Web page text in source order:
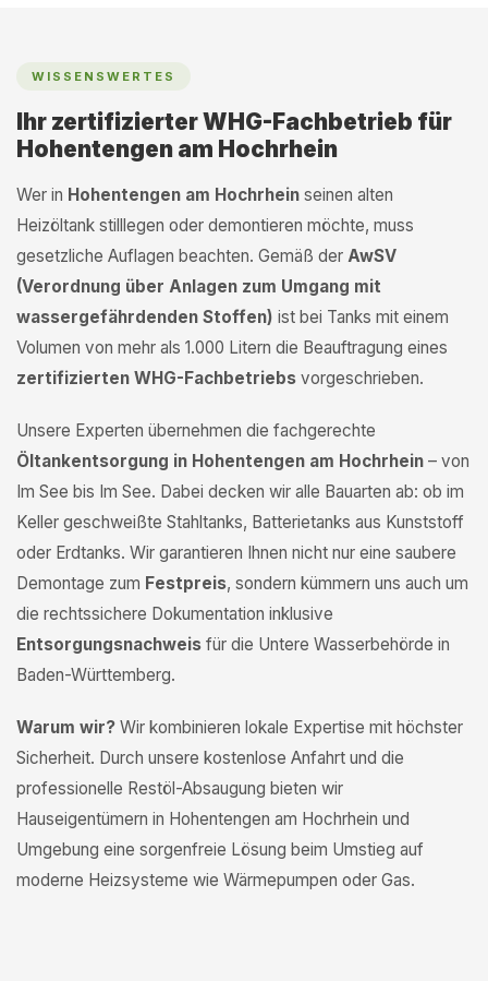
WISSENSWERTES
Ihr zertifizierter WHG-Fachbetrieb für
Hohentengen am Hochrhein
Wer in Hohentengen am Hochrhein seinen alten
Heizöltank stilllegen oder demontieren möchte, muss
gesetzliche Auflagen beachten. Gemäß der AwSV
(Verordnung über Anlagen zum Umgang mit
wassergefährdenden Stoffen) ist bei Tanks mit einem
Volumen von mehr als 1.000 Litern die Beauftragung eines
zertifizierten WHG-Fachbetriebs vorgeschrieben.
Unsere Experten übernehmen die fachgerechte
Öltankentsorgung in Hohentengen am Hochrhein – von
Im See bis Im See. Dabei decken wir alle Bauarten ab: ob im
Keller geschweißte Stahltanks, Batterietanks aus Kunststoff
oder Erdtanks. Wir garantieren Ihnen nicht nur eine saubere
Demontage zum Festpreis, sondern kümmern uns auch um
die rechtssichere Dokumentation inklusive
Entsorgungsnachweis für die Untere Wasserbehörde in
Baden-Württemberg.
Warum wir? Wir kombinieren lokale Expertise mit höchster
Sicherheit. Durch unsere kostenlose Anfahrt und die
professionelle Restöl-Absaugung bieten wir
Hauseigentümern in Hohentengen am Hochrhein und
Umgebung eine sorgenfreie Lösung beim Umstieg auf
moderne Heizsysteme wie Wärmepumpen oder Gas.